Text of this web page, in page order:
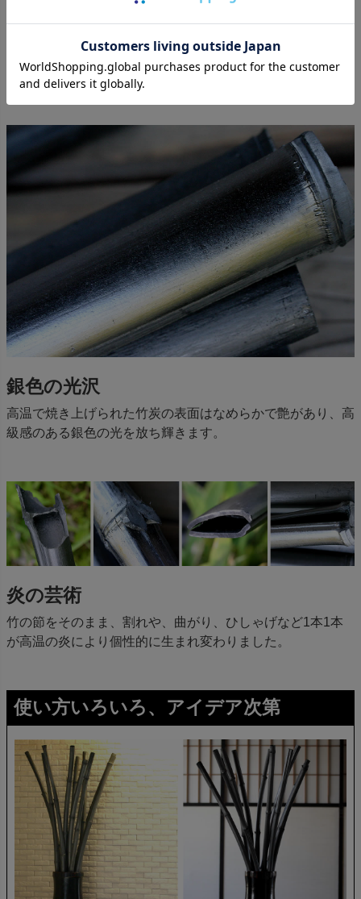
く、本当に自然の竹林がそのままお部屋にあるように思
えて気持ちがいいものです。
銀色の光沢
高温で焼き上げられた竹炭の表面はなめらかで艶があり、高
級感のある銀色の光を放ち輝きます。
炎の芸術
竹の節をそのまま、割れや、曲がり、ひしゃげなど1本1本
が高温の炎により個性的に生まれ変わりました。
使い方いろいろ、アイデア次第